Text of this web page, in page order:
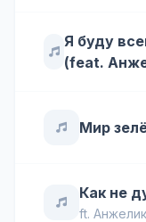
Я буду
(feat.
Мир
Как не
ft.